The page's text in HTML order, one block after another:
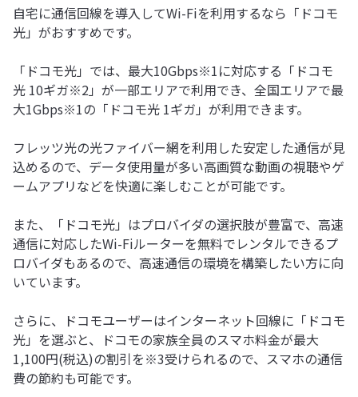
自宅に通信回線を導入してWi-Fiを利用するなら「ドコモ
光」がおすすめです。
「ドコモ光」では、最大10Gbps※1に対応する「ドコモ
光 10ギガ※2」が一部エリアで利用でき、全国エリアで最
大1Gbps※1の「ドコモ光 1ギガ」が利用できます。
フレッツ光の光ファイバー網を利用した安定した通信が見
込めるので、データ使用量が多い高画質な動画の視聴やゲ
ームアプリなどを快適に楽しむことが可能です。
また、「ドコモ光」はプロバイダの選択肢が豊富で、高速
通信に対応したWi-Fiルーターを無料でレンタルできるプ
ロバイダもあるので、高速通信の環境を構築したい方に向
いています。
さらに、ドコモユーザーはインターネット回線に「ドコモ
光」を選ぶと、ドコモの家族全員のスマホ料金が最大
1,100円(税込)の割引を※3受けられるので、スマホの通信
費の節約も可能です。